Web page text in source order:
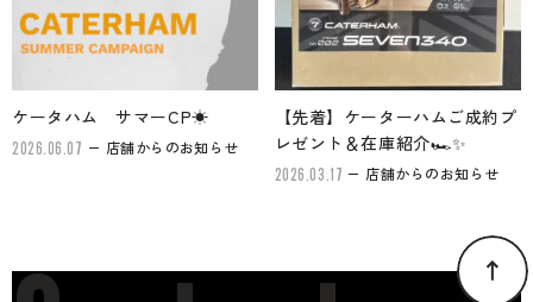
ケータハム サマーCP☀
2026.06.07 店舗からのお知らせ
【先着】ケーターハムご成約プ
レゼント＆在庫紹介🏎✨
2026.03.17 店舗からのお知らせ